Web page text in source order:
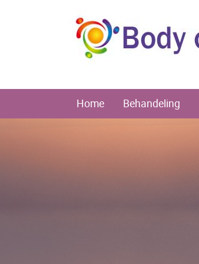
Home Behandeling